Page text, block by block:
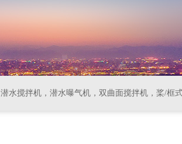
潜水搅拌机，潜水曝气机，双曲面搅拌机，桨/框式搅拌